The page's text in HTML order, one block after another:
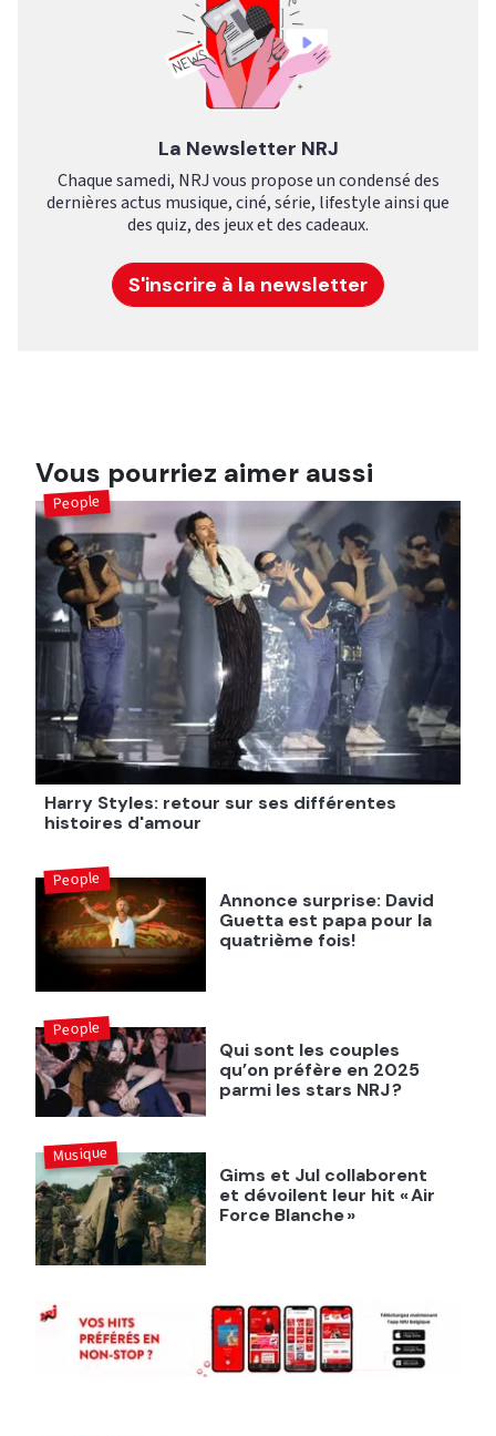
La Newsletter NRJ
Chaque samedi, NRJ vous propose un condensé des
dernières actus musique, ciné, série, lifestyle ainsi que
des quiz, des jeux et des cadeaux.
S'inscrire à la newsletter
Vous pourriez aimer aussi
Harry Styles: retour sur ses différentes
histoires d'amour
People
Annonce surprise: David
Guetta est papa pour la
quatrième fois!
People
Qui sont les couples
qu’on préfère en 2025
parmi les stars NRJ ?
People
Gims et Jul collaborent
et dévoilent leur hit « Air
Force Blanche »
Musique